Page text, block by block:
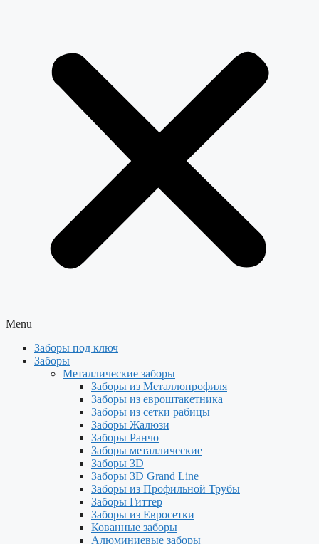
Menu
Заборы под ключ
Заборы
Металлические заборы
Заборы из Металлопрофиля
Заборы из евроштакетника
Заборы из сетки рабицы
Заборы Жалюзи
Заборы Ранчо
Заборы металлические
Заборы 3D
Заборы 3D Grand Line
Заборы из Профильной Трубы
Заборы Гиттер
Заборы из Евросетки
Кованные заборы
Алюминиевые заборы